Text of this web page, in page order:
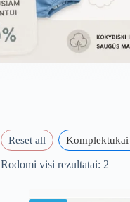
Reset all Komplektukai
Rodomi visi rezultatai: 2